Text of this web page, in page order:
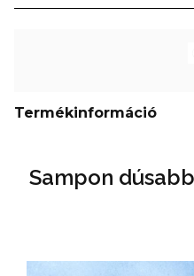
Termékinformáció
Sampon